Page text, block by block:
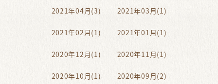
2021年04月(3) 2021年03月(1)
2021年02月(1) 2021年01月(1)
2020年12月(1) 2020年11月(1)
2020年10月(1) 2020年09月(2)